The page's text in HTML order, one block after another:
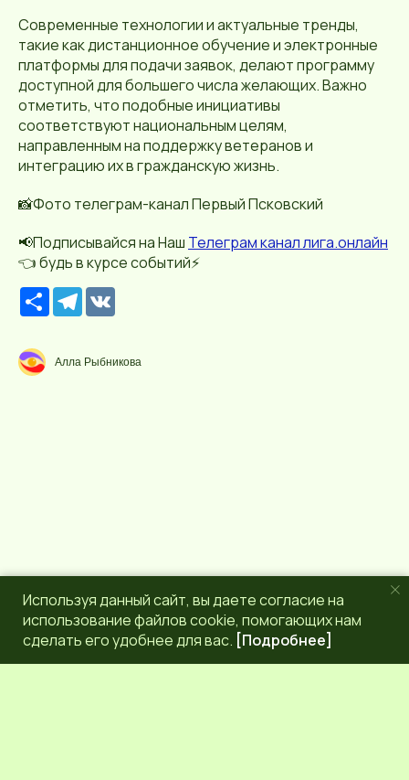
Современные технологии и актуальные тренды,
такие как дистанционное обучение и электронные
платформы для подачи заявок, делают программу
доступной для большего числа желающих. Важно
отметить, что подобные инициативы
соответствуют национальным целям,
направленным на поддержку ветеранов и
интеграцию их в гражданскую жизнь.
📸Фото телеграм-канал Первый Псковский
📢Подписывайся на Наш Телеграм канал лига.онлайн
👈 будь в курсе событий⚡️
Р
е
р
с
T
e
g
r
Алла Рыбникова
Используя данный сайт, вы даете согласие на
использование файлов cookie, помогающих нам
сделать его удобнее для вас. [Подробнее]